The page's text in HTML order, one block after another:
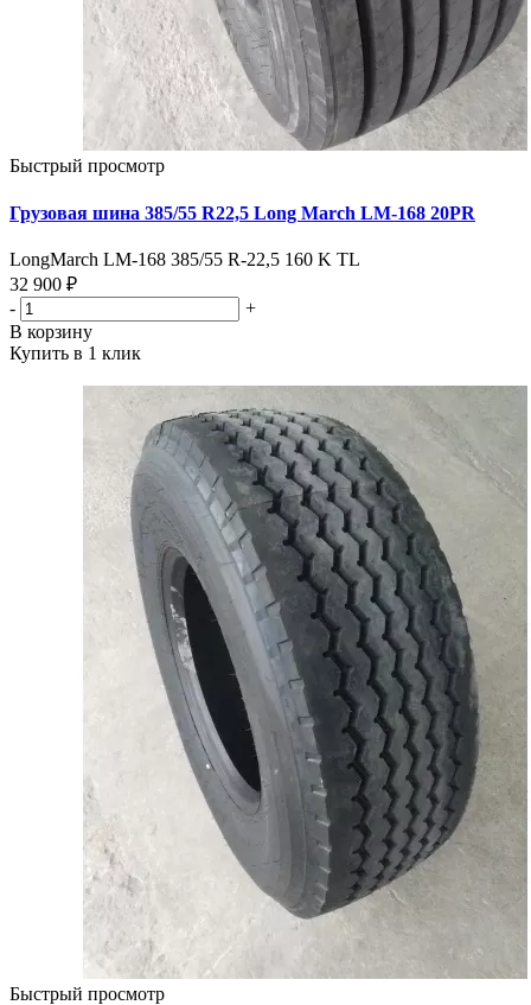
Быстрый просмотр
Грузовая шина 385/55 R22,5 Long March LM-168 20PR
LongMarch LM-168 385/55 R-22,5 160 K TL
32 900 ₽
-
+
В корзину
Купить в 1 клик
Быстрый просмотр